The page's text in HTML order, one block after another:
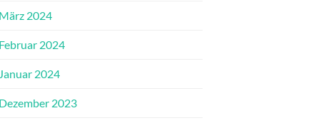
März 2024
Februar 2024
Januar 2024
Dezember 2023